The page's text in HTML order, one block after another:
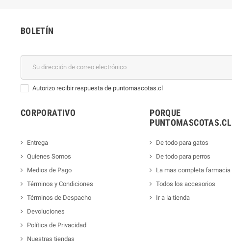
BOLETÍN
Autorizo recibir respuesta de puntomascotas.cl
CORPORATIVO
Entrega
Quienes Somos
Medios de Pago
Términos y Condiciones
Términos de Despacho
Devoluciones
Política de Privacidad
Nuestras tiendas
PORQUE
PUNTOMASCOTAS.CL
De todo para gatos
De todo para perros
La mas completa farmacia
Todos los accesorios
Ir a la tienda